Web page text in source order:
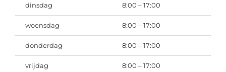
dinsdag 8:00 – 17:00
woensdag 8:00 – 17:00
donderdag 8:00 – 17:00
vrijdag 8:00 – 17:00